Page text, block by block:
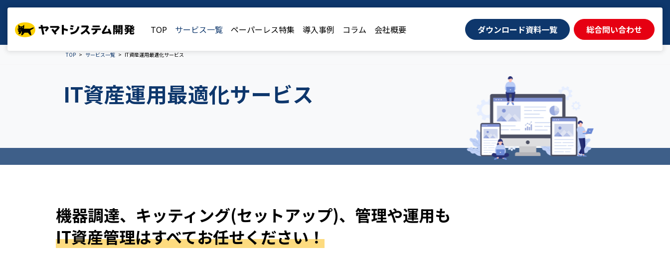
TOP サービス一覧 ペーパーレス特集 導入事例 コラム 会社概要 ダウンロード資料一覧 総合問い合わせ
TOP サービス一覧 IT資産運用最適化サービス
IT資産運用最適化サービス
機器調達、キッティング(セットアップ)、管理や運用も
IT資産管理はすべてお任せください！